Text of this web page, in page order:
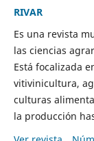
RIVAR
Es una revista
las ciencias
Está focalizada
vitivinicultura,
culturas
la producción